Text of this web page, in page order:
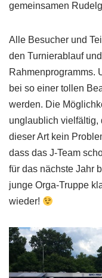
gemeinsamen
Alle Besucher und
den Turnierablauf
Rahmenprogramms.
bei so einer tollen
werden. Die
unglaublich vielfältig,
dieser Art kein
dass das J-Team
für das nächste Jahr
junge Orga-Truppe
wieder!